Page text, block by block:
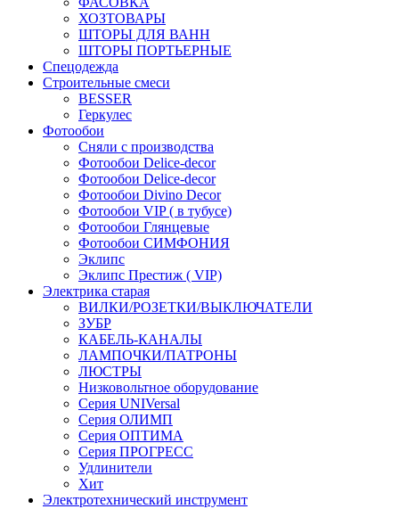
ХОЗТОВАРЫ
ШТОРЫ ДЛЯ ВАНН
ШТОРЫ ПОРТЬЕРНЫЕ
Спецодежда
Строительные смеси
BESSER
Геркулес
Фотообои
Сняли с производства
Фотообои Delice-decor
Фотообои Delice-decor
Фотообои Divino Decor
Фотообои VIP ( в тубусе)
Фотообои Глянцевые
Фотообои СИМФОНИЯ
Эклипс
Эклипс Престиж ( VIP)
Электрика старая
ВИЛКИ/РОЗЕТКИ/ВЫКЛЮЧАТЕЛИ
ЗУБР
КАБЕЛЬ-КАНАЛЫ
ЛАМПОЧКИ/ПАТРОНЫ
ЛЮСТРЫ
Низковольтное оборудование
Серия UNIVersal
Серия ОЛИМП
Серия ОПТИМА
Серия ПРОГРЕСС
Удлинители
Хит
Электротехнический инструмент